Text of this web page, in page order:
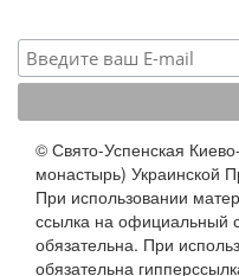
© Свято-Успенская
монастырь) Украинской
При использовании
ссылка на официальный
обязательна. При
обязательна